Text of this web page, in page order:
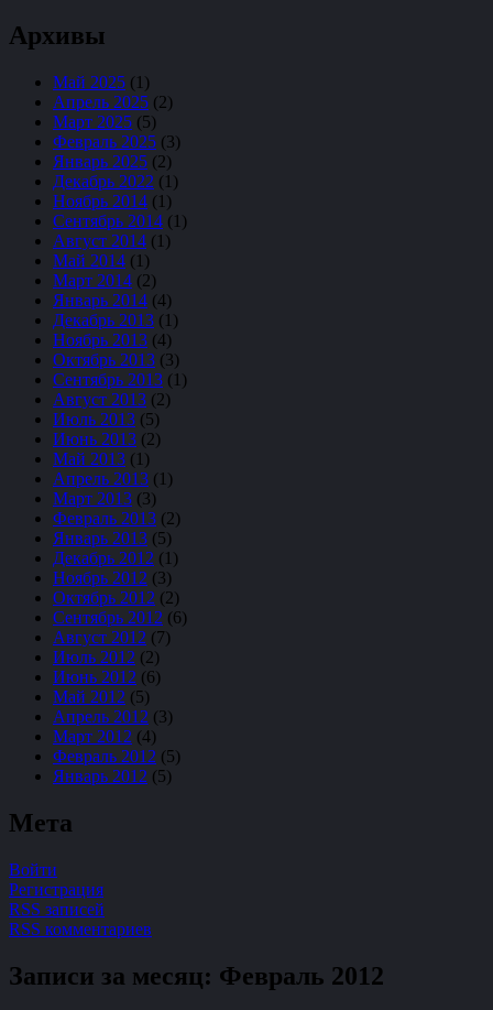
Архивы
Май 2025 (1)
Апрель 2025 (2)
Март 2025 (5)
Февраль 2025 (3)
Январь 2025 (2)
Декабрь 2022 (1)
Ноябрь 2014 (1)
Сентябрь 2014 (1)
Август 2014 (1)
Май 2014 (1)
Март 2014 (2)
Январь 2014 (4)
Декабрь 2013 (1)
Ноябрь 2013 (4)
Октябрь 2013 (3)
Сентябрь 2013 (1)
Август 2013 (2)
Июль 2013 (5)
Июнь 2013 (2)
Май 2013 (1)
Апрель 2013 (1)
Март 2013 (3)
Февраль 2013 (2)
Январь 2013 (5)
Декабрь 2012 (1)
Ноябрь 2012 (3)
Октябрь 2012 (2)
Сентябрь 2012 (6)
Август 2012 (7)
Июль 2012 (2)
Июнь 2012 (6)
Май 2012 (5)
Апрель 2012 (3)
Март 2012 (4)
Февраль 2012 (5)
Январь 2012 (5)
Мета
Войти
Регистрация
RSS записей
RSS комментариев
Записи за месяц: Февраль 2012